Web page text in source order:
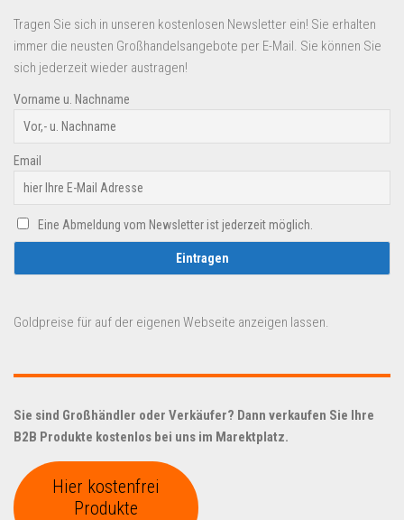
Tragen Sie sich in unseren kostenlosen Newsletter ein! Sie erhalten
immer die neusten Großhandelsangebote per E-Mail. Sie können Sie
sich jederzeit wieder austragen!
Vorname u. Nachname
Email
Eine Abmeldung vom Newsletter ist jederzeit möglich.
Goldpreise für auf der eigenen Webseite anzeigen lassen.
Sie sind Großhändler oder Verkäufer? Dann verkaufen Sie Ihre
B2B Produkte kostenlos bei uns im Marektplatz.
Hier kostenfrei
Produkte